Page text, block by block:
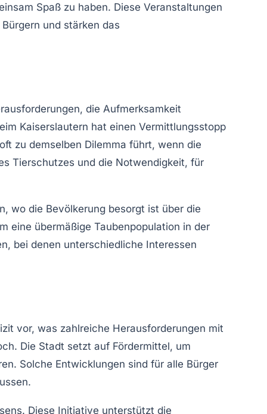
Spaß zu haben. Diese Veranstaltungen
und stärken das
die Aufmerksamkeit
Kaiserslautern hat einen Vermittlungsstopp
zu demselben Dilemma führt, wenn die
Tierschutzes und die Notwendigkeit, für
wo die Bevölkerung besorgt ist über die
eine übermäßige Taubenpopulation in der
bei denen unterschiedliche Interessen
vor, was zahlreiche Herausforderungen mit
Die Stadt setzt auf Fördermittel, um
Solche Entwicklungen sind für alle Bürger
. Diese Initiative unterstützt die